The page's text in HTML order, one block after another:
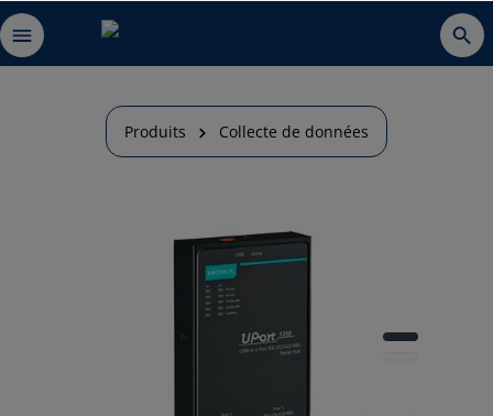
Produits Collecte de données